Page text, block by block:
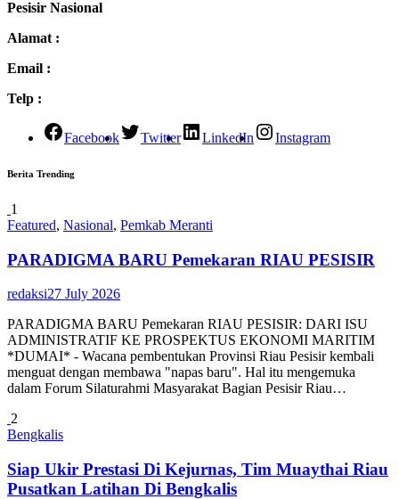
Pesisir Nasional
Alamat :
Email :
Telp :
Facebook Twitter LinkedIn Instagram
Berita Trending
1
Featured, Nasional, Pemkab Meranti
PARADIGMA BARU Pemekaran RIAU PESISIR
redaksi27 July 2026
PARADIGMA BARU Pemekaran RIAU PESISIR: DARI ISU
ADMINISTRATIF KE PROSPEKTUS EKONOMI MARITIM
*DUMAI* - Wacana pembentukan Provinsi Riau Pesisir kembali
menguat dengan membawa "napas baru". Hal itu mengemuka
dalam Forum Silaturahmi Masyarakat Bagian Pesisir Riau…
2
Bengkalis
Siap Ukir Prestasi Di Kejurnas, Tim Muaythai Riau
Pusatkan Latihan Di Bengkalis